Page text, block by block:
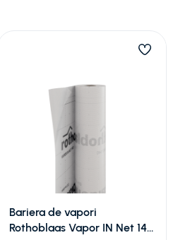
Bariera de vapori
Rothoblaas Vapor IN Net 140